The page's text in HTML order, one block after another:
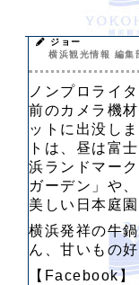
ジョー
横浜観光情報 編集
ノンプロライ
前のカメラ機
ットに出没し
トは、昼は富
浜ランドマー
ガーデン」や
美しい日本庭
横浜発祥の牛
ん、甘いもの好
【Facebook】